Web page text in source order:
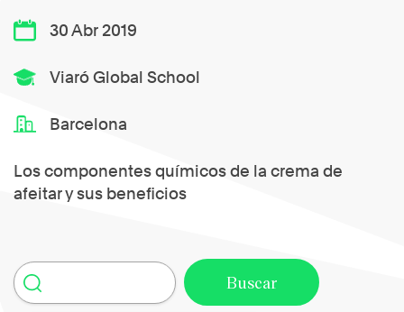
30 Abr 2019
Viaró Global School
Barcelona
Los componentes químicos de la crema de
afeitar y sus beneficios